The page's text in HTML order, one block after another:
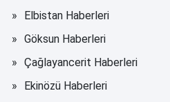
Elbistan Haberleri
Göksun Haberleri
Çağlayancerit Haberleri
Ekinözü Haberleri